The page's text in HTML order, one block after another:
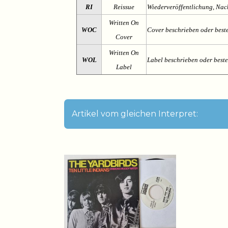
RI Reissue Wiederveröffentlichung,
WOC
Written On
Cover
Cover beschrieben oder
WOL
Written On
Label
Label beschrieben oder
Artikel vom gleichen Interpret: